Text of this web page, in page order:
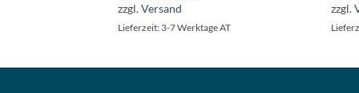
zzgl.Versand
Lieferzeit: 3-7 Werktage AT
zzgl.